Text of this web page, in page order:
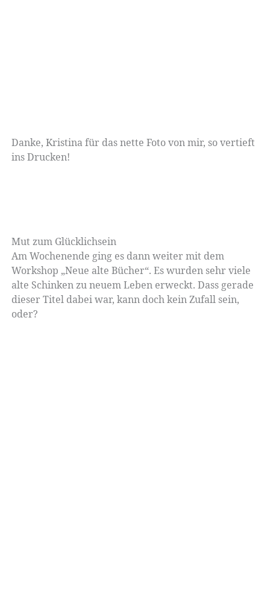
Danke, Kristina für das nette Foto von mir, so vertieft
ins Drucken!
Mut zum Glücklichsein
Am Wochenende ging es dann weiter mit dem
Workshop „Neue alte Bücher“. Es wurden sehr viele
alte Schinken zu neuem Leben erweckt. Dass gerade
dieser Titel dabei war, kann doch kein Zufall sein,
oder?